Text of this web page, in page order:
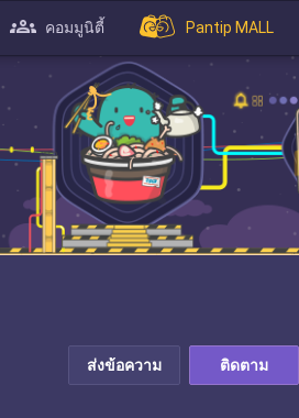
คอมมูนิตี้ Pantip MALL
ส่งข้อความ ติดตาม